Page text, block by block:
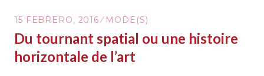
Y
LAS
VANGUARDIAS
HISTÓRICAS
15 FEBRERO, 2016 MODE(S)
Du tournant spatial ou une histoire
horizontale de l’art